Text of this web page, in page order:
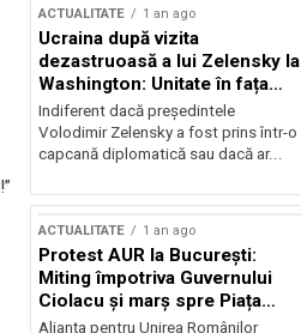
!”
ACTUALITATE 1 an ago
Ucraina după vizita
dezastruoasă a lui Zelensky la
Washington: Unitate în fața
incertitudinii
Indiferent dacă președintele
Volodimir Zelensky a fost prins într-o
capcană diplomatică sau dacă ar...
ACTUALITATE 1 an ago
Protest AUR la București:
Miting împotriva Guvernului
Ciolacu și marș spre Piața
Victoriei
Alianța pentru Unirea Românilor